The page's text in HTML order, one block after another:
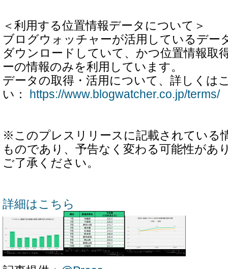
＜利用する位置情報データについて＞
ブログウォッチャーが活用しているデー
ダウンロードしていて、かつ位置情報取
ーの情報のみを利用しています。
データの取得・活用について、詳しくは
い：
https://www.blogwatcher.co.jp/terms/
※このプレスリリースに記載されている
ものであり、予告なく変わる可能性があ
ご了承ください。
詳細はこちら